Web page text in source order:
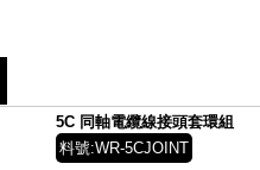
5C 同軸電纜線接頭套環組
料號:WR-5CJOINT